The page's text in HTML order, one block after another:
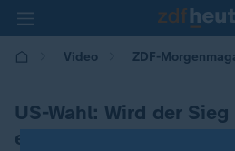
Video ZDF-
US-Wahl: Wird der
entschieden?